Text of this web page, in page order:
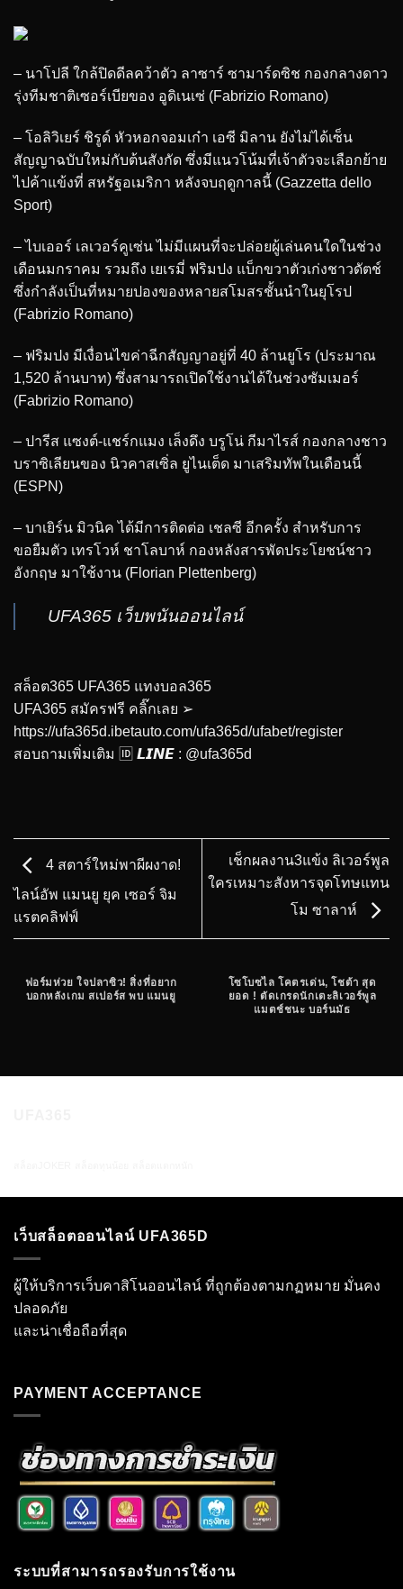
– นาโปลี ใกล้ปิดดีลคว้าตัว ลาซาร์ ซามาร์ดซิช กองกลางดาว
รุ่งทีมชาติเซอร์เบียของ อูดิเนเซ่ (Fabrizio Romano)
– โอลิวิเยร์ ชิรูด์ หัวหอกจอมเก๋า เอซี มิลาน ยังไม่ได้เซ็น
สัญญาฉบับใหม่กับต้นสังกัด ซึ่งมีแนวโน้มที่เจ้าตัวจะเลือกย้าย
ไปค้าแข้งที่ สหรัฐอเมริกา หลังจบฤดูกาลนี้ (Gazzetta dello
Sport)
– ไบเออร์ เลเวอร์คูเซ่น ไม่มีแผนที่จะปล่อยผู้เล่นคนใดในช่วง
เดือนมกราคม รวมถึง เยเรมี่ ฟริมปง แบ็กขวาตัวเก่งชาวดัตช์
ซึ่งกำลังเป็นที่หมายปองของหลายสโมสรชั้นนำในยุโรป
(Fabrizio Romano)
– ฟริมปง มีเงื่อนไขค่าฉีกสัญญาอยู่ที่ 40 ล้านยูโร (ประมาณ
1,520 ล้านบาท) ซึ่งสามารถเปิดใช้งานได้ในช่วงซัมเมอร์
(Fabrizio Romano)
– ปารีส แซงต์-แชร์กแมง เล็งดึง บรูโน่ กีมาไรส์ กองกลางชาว
บราซิเลียนของ นิวคาสเซิ่ล ยูไนเต็ด มาเสริมทัพในเดือนนี้
(ESPN)
– บาเยิร์น มิวนิค ได้มีการติดต่อ เชลซี อีกครั้ง สำหรับการ
ขอยืมตัว เทรโวห์ ชาโลบาห์ กองหลังสารพัดประโยชน์ชาว
อังกฤษ มาใช้งาน (Florian Plettenberg)
UFA365 เว็บพนันออนไลน์
สล็อต365 UFA365 แทงบอล365
UFA365 สมัครฟรี คลิ๊กเลย ➢
https://ufa365d.ibetauto.com/ufa365d/ufabet/register
สอบถามเพิ่มเติม 🆔 𝙇𝙄𝙉𝙀 : @ufa365d
4 สตาร์ใหม่พาผีผงาด!
ไลน์อัพ แมนยู ยุค เซอร์ จิม
แรตคลิฟฟ์
เช็กผลงาน3แข้ง ลิเวอร์พูล
ใครเหมาะสังหารจุดโทษแทน
โม ซาลาห์
ฟอร์มห่วย ใจปลาซิว! สิ่งที่อยาก
บอกหลังเกม สเปอร์ส พบ แมนยู
โซโบซไล โคตรเด่น, โชต้า สุด
ยอด ! ตัดเกรดนักเตะลิเวอร์พูล
แมตช์ชนะ บอร์นมัธ
เว็บสล็อตออนไลน์ UFA365D
ผู้ให้บริการเว็บคาสิโนออนไลน์ ที่ถูกต้องตามกฏหมาย มั่นคง
ปลอดภัย
และน่าเชื่อถือที่สุด
PAYMENT ACCEPTANCE
ระบบที่สามารถรองรับการใช้งาน